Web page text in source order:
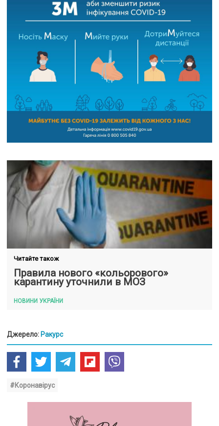
Читайте також
Правила нового «кольорового»
карантину уточнили в МОЗ
НОВИНИ УКРАЇНИ
Джерело: Ракурс
#Коронавірус